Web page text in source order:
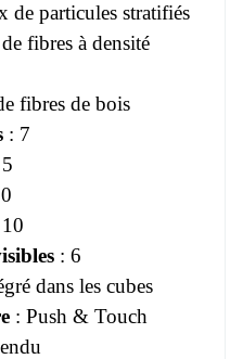
de particules stratifiés
fibres à densité
fibres de bois
: 7
: 6
dans les cubes
: Push & Touch